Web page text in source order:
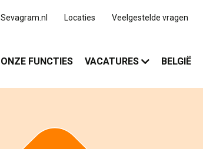
Sevagram.nl Locaties Veelgestelde vragen
ONZE FUNCTIES VACATURES BELGIË